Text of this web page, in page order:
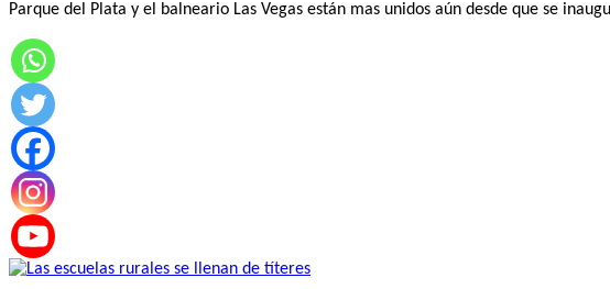
Parque del Plata y el balneario Las Vegas están mas unidos aún desde que se